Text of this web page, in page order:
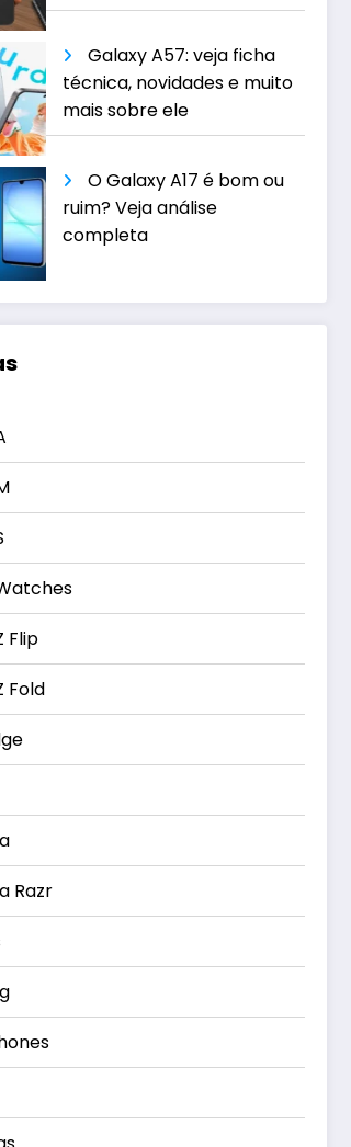
Galaxy A57: veja ficha
técnica, novidades e muito
mais sobre ele
O Galaxy A17 é bom ou
ruim? Veja análise
completa
Flip
Fold
Razr